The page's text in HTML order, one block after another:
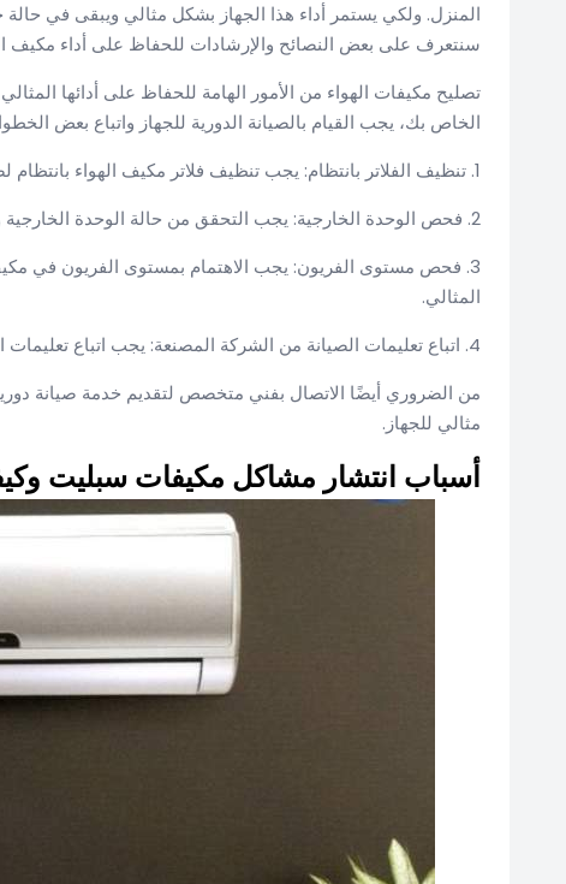
المنزل. ولكي يستمر أداء هذا الجهاز بشكل مثالي ويبقى في حالة
سنتعرف على بعض النصائح والإرشادات للحفاظ على أداء مكيف
تصليح مكيفات الهواء من الأمور الهامة للحفاظ على أدائها
الخاص بك، يجب القيام بالصيانة الدورية للجهاز واتباع بعض
1. تنظيف الفلاتر بانتظام: يجب تنظيف فلاتر مكيف الهواء بانتظام لضمان أداء جيد ولمنع تجمع الغبار والأوساخ عليها.
2. فحص الوحدة الخارجية: يجب التحقق من حالة الوحدة الخارجية وتنظيفها بانتظام لضمان عدم تجمع الأتربة والأوساخ عليها.
3. فحص مستوى الفريون: يجب الاهتمام بمستوى الفريون في
المثالي.
4. اتباع تعليمات الصيانة من الشركة المصنعة: يجب اتباع تعليمات الصيانة والاعتناء الموجودة في دليل المستخدم الخاص بالجهاز.
من الضروري أيضًا الاتصال بفني متخصص لتقديم خدمة صيانة
مثالي للجهاز.
أسباب انتشار مشاكل مكيفات سبليت